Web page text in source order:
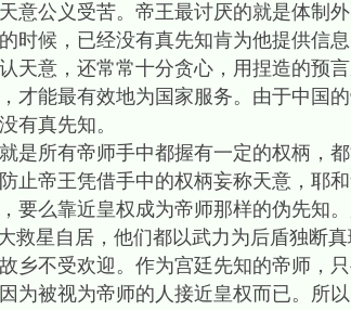
意公义受苦。帝王最讨厌的就是体制
时候，已经没有真先知肯为他提供信
天意，还常常十分贪心，用捏造的预
才能最有效地为国家服务。由于中国
有真先知。
是所有帝师手中都握有一定的权柄，
止帝王凭借手中的权柄妄称天意，耶
么靠近皇权成为帝师那样的伪先知。
救星自居，他们都以武力为后盾独断
乡不受欢迎。作为宫廷先知的帝师，
为被视为帝师的人接近皇权而已。所